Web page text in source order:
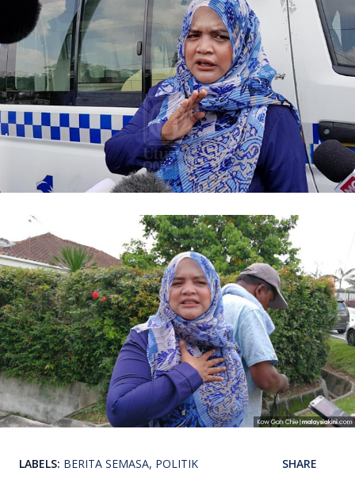
LABELS: BERITA SEMASA POLITIK SHARE